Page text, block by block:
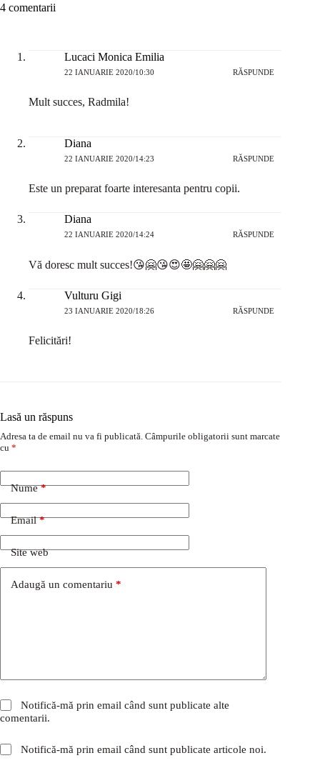
4 comentarii
Lucaci Monica Emilia
22 IANUARIE 2020/10:30 RĂSPUNDE
Mult succes, Radmila!
Diana
22 IANUARIE 2020/14:23 RĂSPUNDE
Este un preparat foarte interesanta pentru copii.
Diana
22 IANUARIE 2020/14:24 RĂSPUNDE
Vă doresc mult succes!😘🤗😘😍🤩🤗🤗🤗
Vulturu Gigi
23 IANUARIE 2020/18:26 RĂSPUNDE
Felicitări!
Lasă un răspuns
Adresa ta de email nu va fi publicată. Câmpurile obligatorii sunt marcate
cu *
Nume*
Email*
Site web
Adaugă un comentariu *
Notifică-mă prin email când sunt publicate alte
comentarii.
Notifică-mă prin email când sunt publicate articole noi.